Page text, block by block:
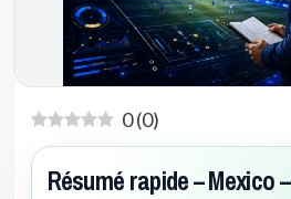
0(0)
Résumé rapide – Mexico